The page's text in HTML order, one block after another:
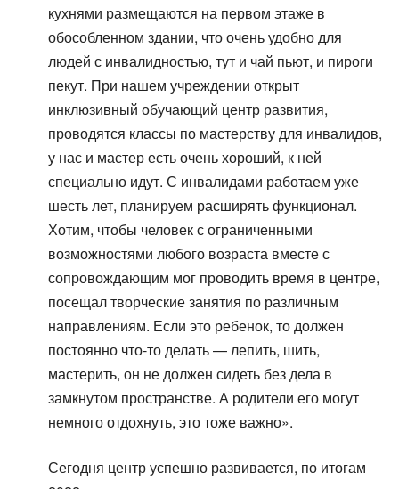
кухнями размещаются на первом этаже в
обособленном здании, что очень удобно для
людей с инвалидностью, тут и чай пьют, и пироги
пекут. При нашем учреждении открыт
инклюзивный обучающий центр развития,
проводятся классы по мастерству для инвалидов,
у нас и мастер есть очень хороший, к ней
специально идут. С инвалидами работаем уже
шесть лет, планируем расширять функционал.
Хотим, чтобы человек с ограниченными
возможностями любого возраста вместе с
сопровождающим мог проводить время в центре,
посещал творческие занятия по различным
направлениям. Если это ребенок, то должен
постоянно что-то делать — лепить, шить,
мастерить, он не должен сидеть без дела в
замкнутом пространстве. А родители его могут
немного отдохнуть, это тоже важно».
Сегодня центр успешно развивается, по итогам